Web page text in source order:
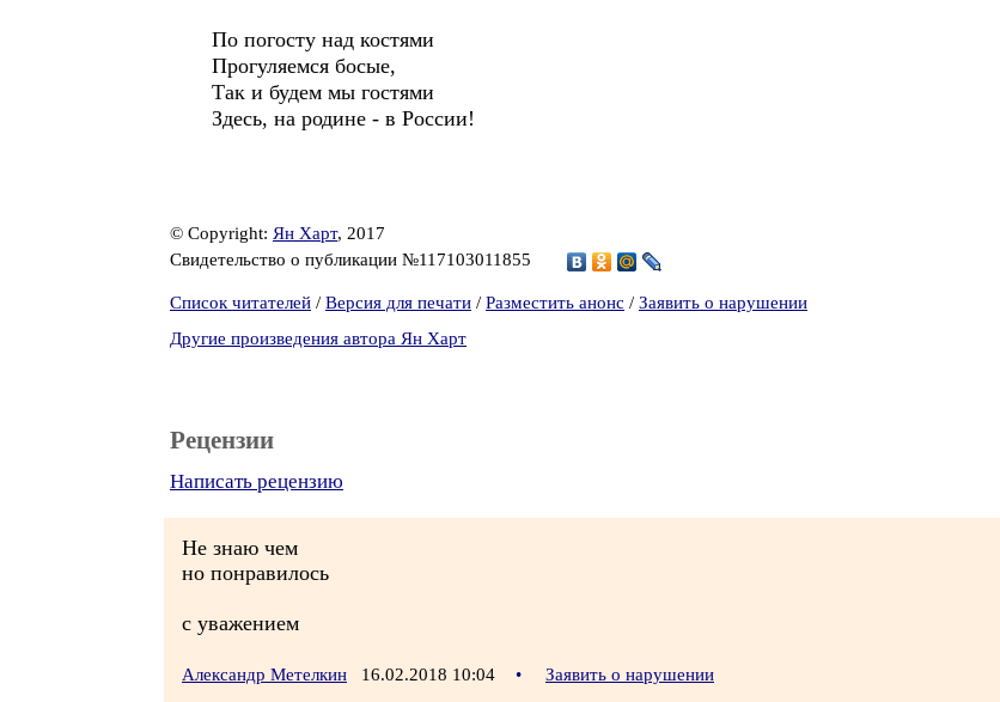
По погосту над костями
Прогуляемся босые,
Так и будем мы гостями
Здесь, на родине - в России!
© Copyright: Ян Харт, 2017
Свидетельство о публикации №117103011855
Список читателей / Версия для печати / Разместить анонс / Заявить о нарушении
Другие произведения автора Ян Харт
Рецензии
Написать рецензию
Не знаю чем
но понравилось
с уважением
Александр Метелкин 16.02.2018 10:04 • Заявить о нарушении